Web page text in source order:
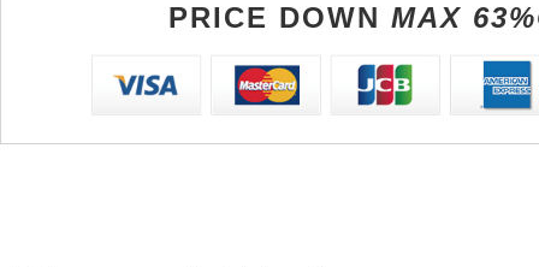
PRICE DOWN MAX